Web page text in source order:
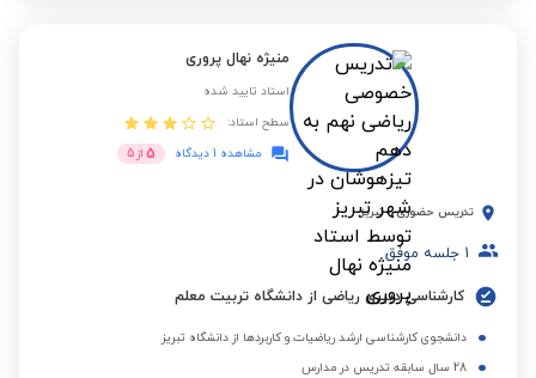
منیژه نهال پروری
استاد تایید شده
سطح استاد:
مشاهده 1 دیدگاه
5 از 5
تدریس حضوری - تبریز
1 جلسه موفق
کارشناسی دبیری ریاضی از دانشگاه تربیت معلم
دانشجوی کارشناسی ارشد ریاضیات و کاربردها از دانشگاه تبریز
28 سال سابقه تدریس در مدارس